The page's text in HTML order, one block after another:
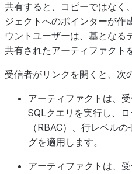
共有すると、コピーではなく
ジェクトへのポインターが作
ウントユーザーは、基となる
共有されたアーティファクト
受信者がリンクを開くと、次
アーティファクトは、
SQLクエリを実行し、
（RBAC）、行レベル
グを適用します。
アーティファクトは、